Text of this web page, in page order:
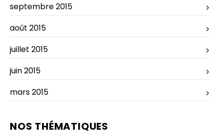
septembre 2015
août 2015
juillet 2015
juin 2015
mars 2015
NOS THÉMATIQUES